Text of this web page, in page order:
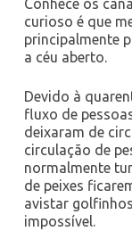
Conhece os
curioso é que
principalmente
a céu aberto.
Devido à
fluxo de
deixaram de
circulação de
normalmente
de peixes
avistar
impossível.